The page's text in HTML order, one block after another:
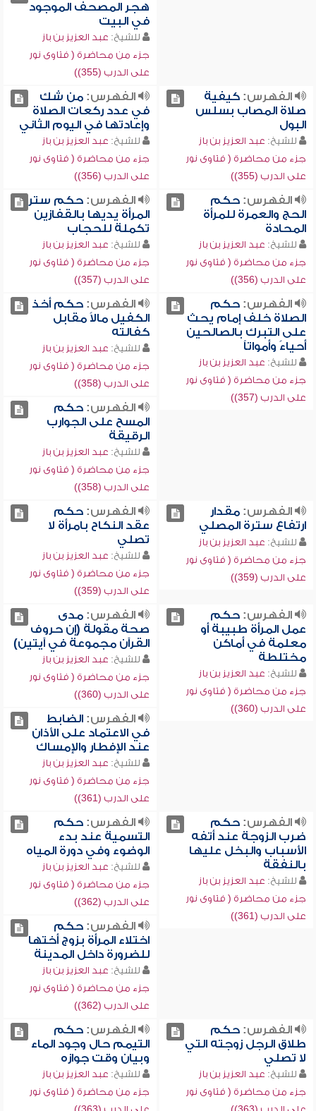
هجر المصحف الموجود
في البيت
للشيخ: عبد العزيز بن باز
جزء من محاضرة ( فتاوى نور
على الدرب (355))
الفهرس:كيفية
صلاة المصاب بسلس
البول
للشيخ: عبد العزيز بن باز
جزء من محاضرة ( فتاوى نور
على الدرب (355))
الفهرس:من شك
في عدد ركعات الصلاة
وإعادتها في اليوم الثاني
للشيخ: عبد العزيز بن باز
جزء من محاضرة ( فتاوى نور
على الدرب (356))
الفهرس:حكم
الحج والعمرة للمرأة
المحادة
للشيخ: عبد العزيز بن باز
جزء من محاضرة ( فتاوى نور
على الدرب (356))
الفهرس:حكم ستر
المرأة يديها بالقفازين
تكملة للحجاب
للشيخ: عبد العزيز بن باز
جزء من محاضرة ( فتاوى نور
على الدرب (357))
الفهرس:حكم
الصلاة خلف إمام يحث
على التبرك بالصالحين
أحياءً وأمواتاً
للشيخ: عبد العزيز بن باز
جزء من محاضرة ( فتاوى نور
على الدرب (357))
الفهرس:حكم أخذ
الكفيل مالاً مقابل
كفالته
للشيخ: عبد العزيز بن باز
جزء من محاضرة ( فتاوى نور
على الدرب (358))
الفهرس:حكم
المسح على الجوارب
الرقيقة
للشيخ: عبد العزيز بن باز
جزء من محاضرة ( فتاوى نور
على الدرب (358))
الفهرس:مقدار
ارتفاع سترة المصلي
للشيخ: عبد العزيز بن باز
جزء من محاضرة ( فتاوى نور
على الدرب (359))
الفهرس:حكم
عقد النكاح بامرأة لا
تصلي
للشيخ: عبد العزيز بن باز
جزء من محاضرة ( فتاوى نور
على الدرب (359))
الفهرس:حكم
عمل المرأة طبيبة أو
معلمة في أماكن
مختلطة
للشيخ: عبد العزيز بن باز
جزء من محاضرة ( فتاوى نور
على الدرب (360))
الفهرس:مدى
صحة مقولة (إن حروف
القرآن مجموعة في آيتين)
للشيخ: عبد العزيز بن باز
جزء من محاضرة ( فتاوى نور
على الدرب (360))
الفهرس:الضابط
في الاعتماد على الأذان
عند الإفطار والإمساك
للشيخ: عبد العزيز بن باز
جزء من محاضرة ( فتاوى نور
على الدرب (361))
الفهرس:حكم
ضرب الزوجة عند أتفه
الأسباب والبخل عليها
بالنفقة
للشيخ: عبد العزيز بن باز
جزء من محاضرة ( فتاوى نور
على الدرب (361))
الفهرس:حكم
التسمية عند بدء
الوضوء وفي دورة المياه
للشيخ: عبد العزيز بن باز
جزء من محاضرة ( فتاوى نور
على الدرب (362))
الفهرس:حكم
اختلاء المرأة بزوج أختها
للضرورة داخل المدينة
للشيخ: عبد العزيز بن باز
جزء من محاضرة ( فتاوى نور
على الدرب (362))
الفهرس:حكم
طلاق الرجل زوجته التي
لا تصلي
للشيخ: عبد العزيز بن باز
جزء من محاضرة ( فتاوى نور
الفهرس:حكم
التيمم حال وجود الماء
وبيان وقت جوازه
للشيخ: عبد العزيز بن باز
جزء من محاضرة ( فتاوى نور